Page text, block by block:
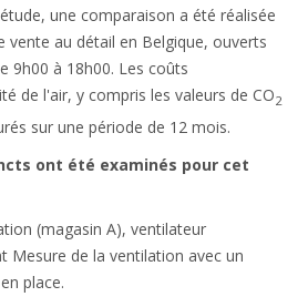
une comparaison a été réalisée
vente au détail en Belgique, ouverts
9h00 à 18h00. Les coûts
de l'air, y compris les valeurs de CO2
sur une période de 12 mois.
ont été examinés pour cet
(magasin A), ventilateur
Mesure de la ventilation avec un
place.